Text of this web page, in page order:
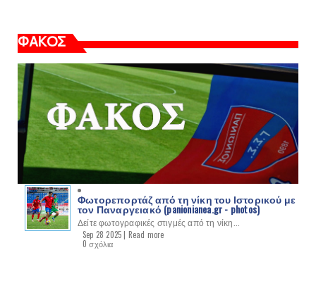
ΦΑΚΟΣ
Φωτορεπορτάζ από τη νίκη του Ιστορικού με
τον Παναργειακό (panionianea.gr - photos)
Δείτε φωτογραφικές στιγμές από τη νίκη...
Sep 28 2025 | Read more
0 σχόλια